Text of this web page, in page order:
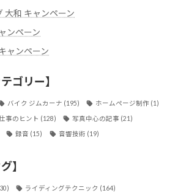
大和 キャンペーン
ンペーン
ャンペーン
ゴリー】
バイク ジムカーナ (195) ホームページ制作 (1)
事のヒント (128) 写真中心の記事 (21)
録音 (15) 音響技術 (19)
】
ライディングテクニック (164)